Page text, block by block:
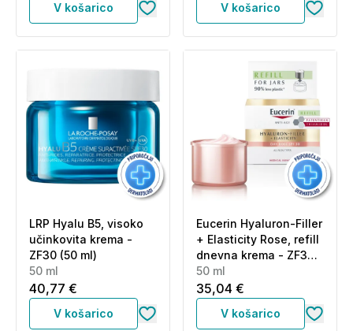
V košarico V košarico
LRP Hyalu B5, visoko
učinkovita krema -
ZF30 (50 ml)
50 ml
40,77 €
V košarico
Eucerin Hyaluron-Filler
+ Elasticity Rose, refill
dnevna krema - ZF30
(50 ml)
50 ml
35,04 €
V košarico